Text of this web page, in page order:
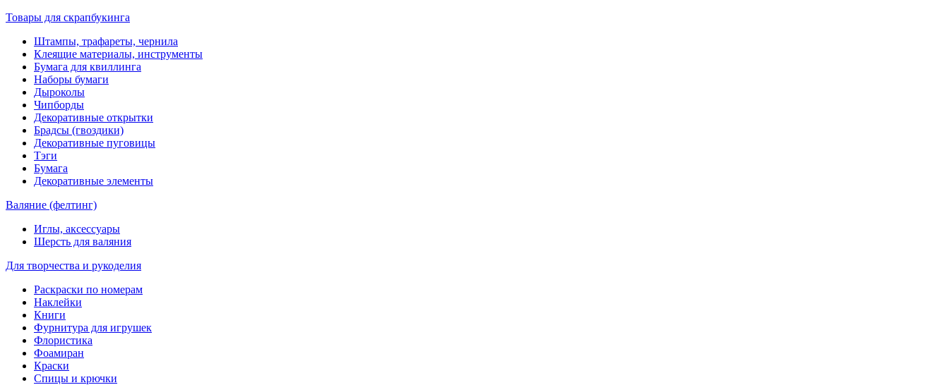
Товары для скрапбукинга
Штампы, трафареты, чернила
Клеящие материалы, инструменты
Бумага для квиллинга
Наборы бумаги
Дыроколы
Чипборды
Декоративные открытки
Брадсы (гвоздики)
Декоративные пуговицы
Тэги
Бумага
Декоративные элементы
Валяние (фелтинг)
Иглы, аксессуары
Шерсть для валяния
Для творчества и рукоделия
Раскраски по номерам
Наклейки
Книги
Фурнитура для игрушек
Флористика
Фоамиран
Краски
Спицы и крючки